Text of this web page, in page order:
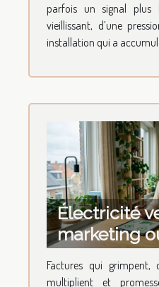
parfois un signal plus
vieillissant, d’une
installation qui a accumulé
Électricité
marketing
?
Factures qui
multiplient et